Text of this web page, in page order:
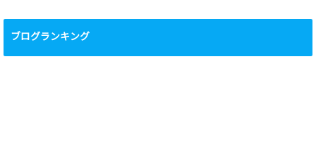
ブログランキング